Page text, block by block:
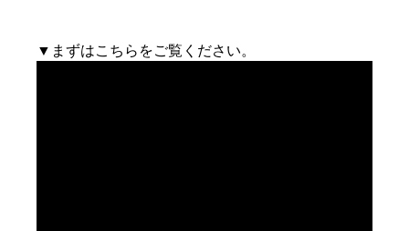
▼まずはこちらをご覧ください。